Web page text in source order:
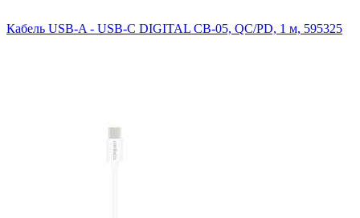
Кабель USB-A - USB-C DIGITAL CB-05, QC/PD, 1 м, 595325